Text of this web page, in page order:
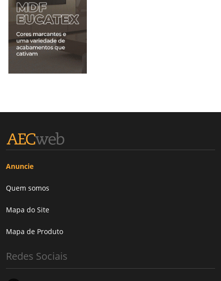
Anuncie
Quem somos
Mapa do Site
Mapa de Produto
Redes Sociais